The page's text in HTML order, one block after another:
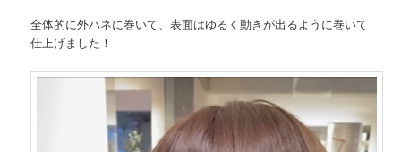
全体的に外ハネに巻いて、表面はゆるく動きが出るように巻いて
仕上げました！